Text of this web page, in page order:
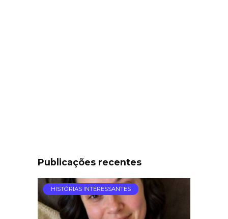
Publicações recentes
HISTÓRIAS INTERESSANTES